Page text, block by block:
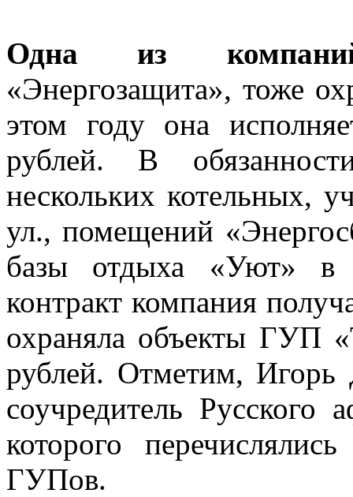
Одна из
«Энергозащита», тоже
этом году она
рублей. В
нескольких котельных,
ул., помещений
базы отдыха «Уют» в
контракт компания
охраняла объекты ГУП
рублей. Отметим, Игорь
соучредитель Русского
которого
ГУПов.